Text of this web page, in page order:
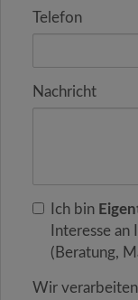
Telefon
Nachricht
Ich bin
Interesse
(Beratung,
Wir